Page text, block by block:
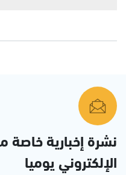
نشرة إخبارية خاصة
الإلكتروني يوميا